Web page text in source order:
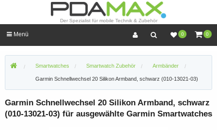
Der Spezialist für mobile Technik & Zubehör
0 0
Menü
Smartwatches Smartwatch Zubehör Armbänder
Garmin Schnellwechsel 20 Silikon Armband, schwarz (010-13021-03)
Garmin Schnellwechsel 20 Silikon Armband, schwarz
(010-13021-03) für ausgewählte Garmin Smartwatches